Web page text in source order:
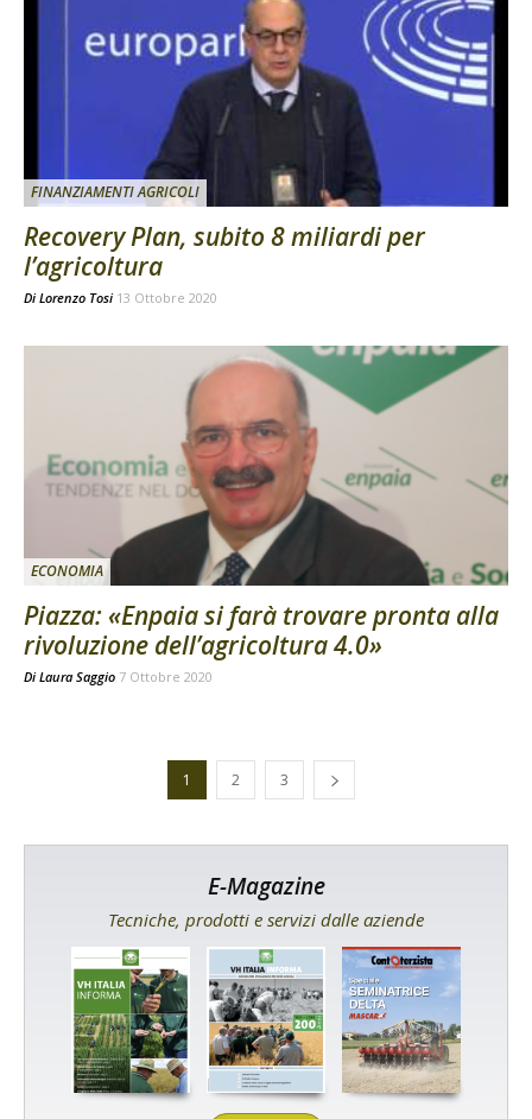
FINANZIAMENTI AGRICOLI
Recovery Plan, subito 8 miliardi per
l’agricoltura
Di Lorenzo Tosi 13 Ottobre 2020
ECONOMIA
Piazza: «Enpaia si farà trovare pronta alla
rivoluzione dell’agricoltura 4.0»
Di Laura Saggio 7 Ottobre 2020
1 2 3
E-Magazine
Tecniche, prodotti e servizi dalle aziende